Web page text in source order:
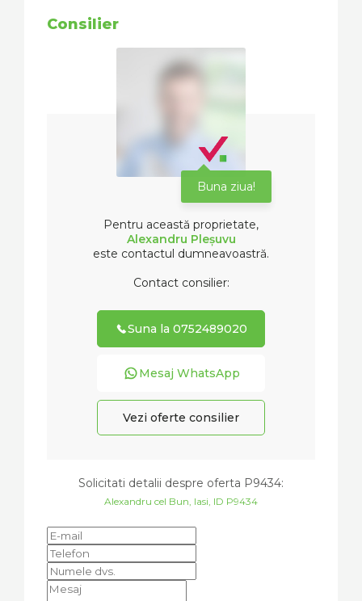
Consilier
Buna ziua!
Pentru această proprietate,
Alexandru Pleșuvu
este contactul dumneavoastră.
Contact consilier:
Suna la 0752489020
Mesaj WhatsApp
Vezi oferte consilier
Solicitati detalii despre oferta P9434:
Alexandru cel Bun, Iasi, ID P9434